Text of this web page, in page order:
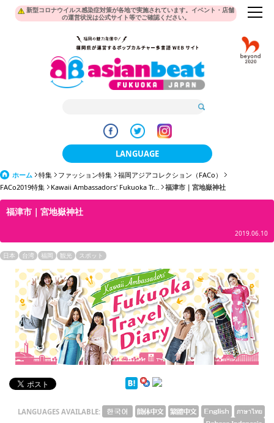
新型コロナウイルス感染症対策が各地で実施されています。イベント・店舗
の運営状況は公式サイト等でご確認ください。
LANGUAGE
日本語
한국어
English
ภาษาไทย
tiéng Viêt
Bahasa Indonesia
ホーム 特集 ファッション特集
福岡アジアコレクション（FACo）
FACo2019特集
Kawaii Ambassadors' Fukuoka Tr... 福津市｜宮地嶽神社
福津市｜宮地嶽神社
2019.06.10
日本 台湾 福岡 観光 スポット
LANGUAGES AVAILABLE: